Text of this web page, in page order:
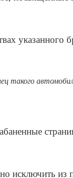
указанного
такого
исключить из